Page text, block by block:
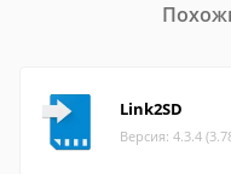
Link2SD
Версия: 4.3.4